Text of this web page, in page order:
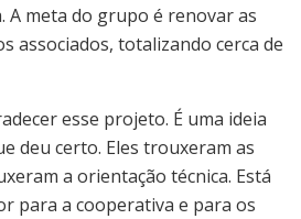
A meta do grupo é renovar as
associados, totalizando cerca de
esse projeto. É uma ideia
deu certo. Eles trouxeram as
a orientação técnica. Está
para a cooperativa e para os